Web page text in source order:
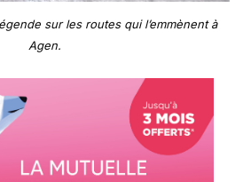
sur les routes qui l’emmènent à
Agen.